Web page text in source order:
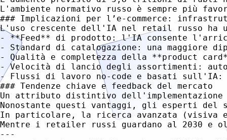
L'ambiente normativo russo è sempre più
### Implicazioni per l’e-commerce:
L'uso crescente dell'IA nel retail russo ha
- **Feed** di prodotto: l'IA consente
- Standard di catalogazione: una
- Qualità e completezza della **product
- Velocità di lancio degli assortimenti:
- Flussi di lavoro no-code e basati sull'IA:
### Tendenze chiave e feedback del mercato
Un attributo distintivo
Nonostante questi vantaggi, gli esperti
In particolare, la ricerca avanzata (visiva e
Mentre i retailer russi guardano al 2030 e
---